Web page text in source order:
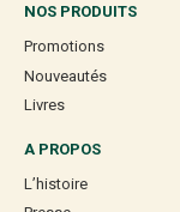
NOS PRODUITS
Promotions
Nouveautés
Livres
A PROPOS
L’histoire